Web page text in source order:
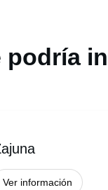
podría
Ver información